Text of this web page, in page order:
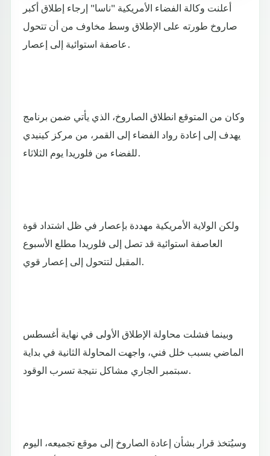
أعلنت وكالة الفضاء الأمريكية "ناسا" إرجاء إطلاق أكبر
صاروخ طورته على الإطلاق وسط مخاوف من أن تتحول
عاصفة استوائية إلى إعصار.
وكان من المتوقع انطلاق الصاروخ، الذي يأتي ضمن برنامج
يهدف إلى إعادة رواد الفضاء إلى القمر، من مركز كينيدي
للفضاء من فلوريدا يوم الثلاثاء.
ولكن الولاية الأمريكية مهددة بإعصار في ظل اشتداد قوة
العاصفة استوائية قد تصل إلى فلوريدا مطلع الأسبوع
المقبل لتتحول إلى إعصار قوي.
وبينما فشلت محاولة الإطلاق الأولى في نهاية أغسطس
الماضي بسبب خلل فني، واجهت المحاولة الثانية في بداية
سبتمبر الجاري مشاكل نتيجة تسرب الوقود.
وسيُتخذ قرار بشأن إعادة الصاروخ إلى موقع تجميعه، اليوم